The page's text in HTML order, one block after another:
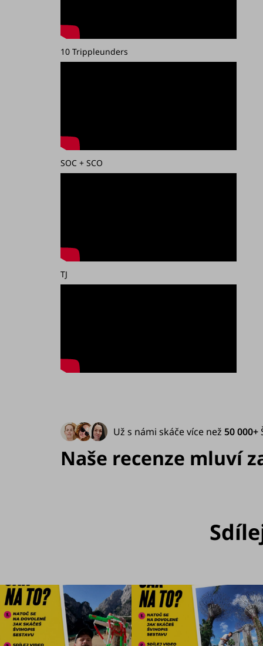
10 Trippleunders
SOC + SCO
TJ
Už s námi skáče více než 50 000+
Naše recenze mluví